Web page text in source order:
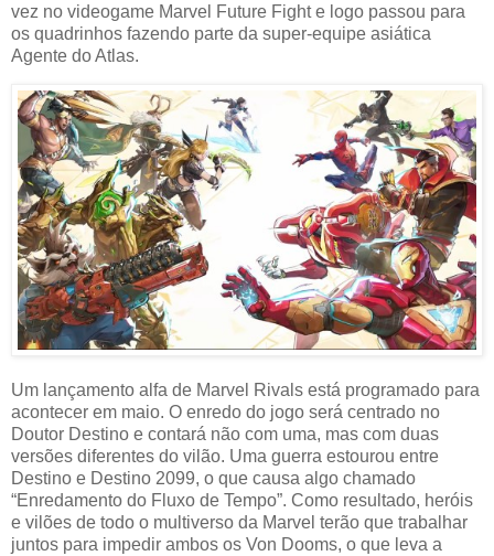
vez no videogame Marvel Future Fight e logo passou para
os quadrinhos fazendo parte da super-equipe asiática
Agente do Atlas.
Um lançamento alfa de Marvel Rivals está programado para
acontecer em maio. O enredo do jogo será centrado no
Doutor Destino e contará não com uma, mas com duas
versões diferentes do vilão. Uma guerra estourou entre
Destino e Destino 2099, o que causa algo chamado
“Enredamento do Fluxo de Tempo”. Como resultado, heróis
e vilões de todo o multiverso da Marvel terão que trabalhar
juntos para impedir ambos os Von Dooms, o que leva a